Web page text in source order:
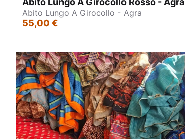
Abito Lungo A Girocollo - Agra
55,00 €